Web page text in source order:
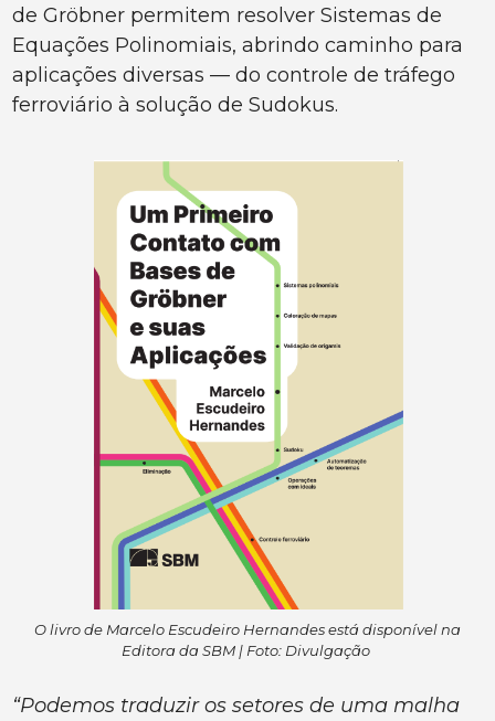
de Gröbner permitem resolver Sistemas de
Equações Polinomiais, abrindo caminho para
aplicações diversas — do controle de tráfego
ferroviário à solução de Sudokus.
O livro de Marcelo Escudeiro Hernandes está disponível na
Editora da SBM | Foto: Divulgação
“Podemos traduzir os setores de uma malha